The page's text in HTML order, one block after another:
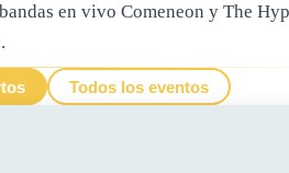
en vivo Comeneon y The
Todos los eventos